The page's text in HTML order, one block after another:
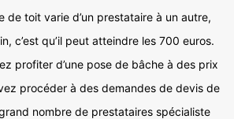
de toit varie d’un prestataire à un autre,
c’est qu’il peut atteindre les 700 euros.
profiter d’une pose de bâche à des prix
procéder à des demandes de devis de
nombre de prestataires spécialiste